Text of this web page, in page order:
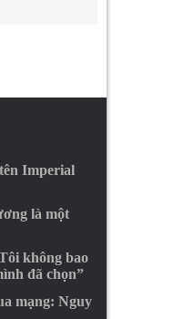
Imperial
là một
không bao
đã chọn”
mạng: Nguy